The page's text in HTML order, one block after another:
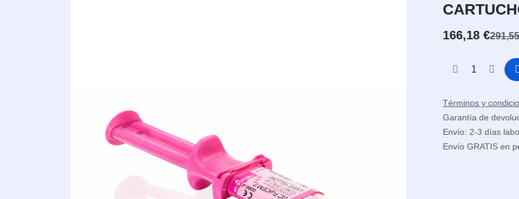
166,18 €291,55
Términos y
Garantía de
Envío: 2-3 días
Envío GRATIS en